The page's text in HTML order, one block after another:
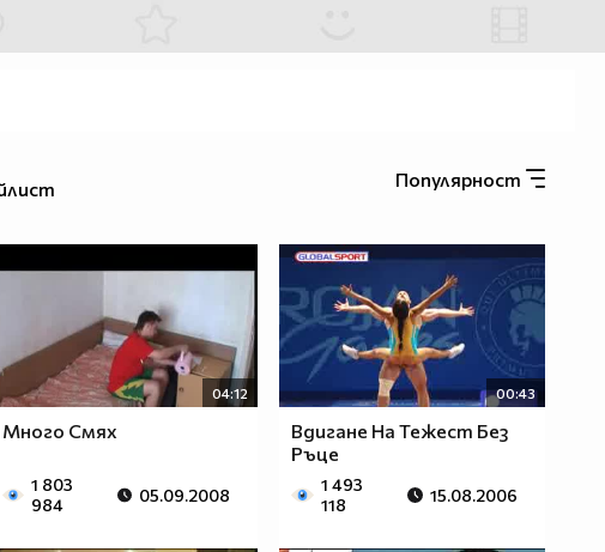
Популярност
04:12
Много Смях
1 803
984
05.09.2008
00:43
Вдигане На Тежест Без
Ръце
1 493
118
15.08.2006